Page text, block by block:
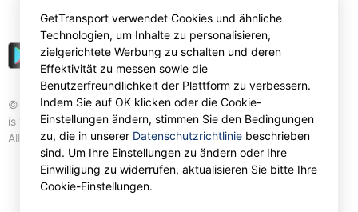
© Gettransport International Limited. GetTransport®
is trademark of Gettransport International Limited.
All rights reserved.
GetTransport verwendet Cookies und ähnliche
Technologien, um Inhalte zu personalisieren,
zielgerichtete Werbung zu schalten und deren
Effektivität zu messen sowie die
Benutzerfreundlichkeit der Plattform zu verbessern.
Indem Sie auf OK klicken oder die Cookie-
Einstellungen ändern, stimmen Sie den Bedingungen
zu, die in unserer Datenschutzrichtlinie beschrieben
sind. Um Ihre Einstellungen zu ändern oder Ihre
Einwilligung zu widerrufen, aktualisieren Sie bitte Ihre
Cookie-Einstellungen.